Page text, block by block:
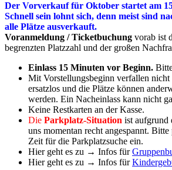
Der Vorverkauf für Oktober startet am
Schnell sein lohnt sich, denn meist sind
alle Plätze ausverkauft.
Voranmeldung / Ticketbuchung vorab ist
begrenzten Platzzahl und der großen
Einlass 15 Minuten vor Beginn.
Mit Vorstellungsbeginn verfallen nicht
ersatzlos und die Plätze können
werden. Ein Nacheinlass kann nicht
Keine Restkarten an der Kasse.
Die Parkplatz-Situation ist aufgrund
uns momentan recht angespannt.
Zeit für die Parkplatzsuche ein.
Hier geht es zu → Infos für
Hier geht es zu → Infos für